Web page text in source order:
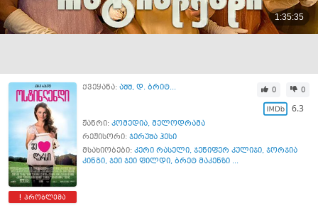
პრობლემა
ქვეყანა: აშშ, დ. ბრიტ... 0 0
6.3
ჟანრი: კომედია, მელოდრამა
რეჟისორი: ჯერუშა ჰესი
მსახიობები: კერი რასელი, ჯენიფერ კულიჯი, ჯორჯია
კინგი, ჯეი ჯეი ფილდი, ბრეტ მაკენზი ...